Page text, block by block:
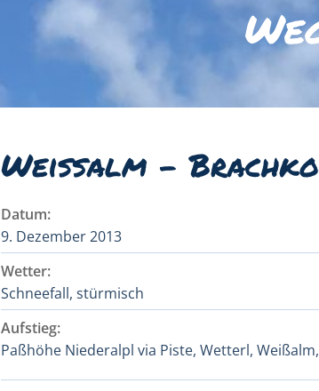
Weißalm -
Datum:
9. Dezember 2013
Wetter:
Schneefall, stürmisch
Aufstieg:
Paßhöhe Niederalpl via Piste, Wetterl,